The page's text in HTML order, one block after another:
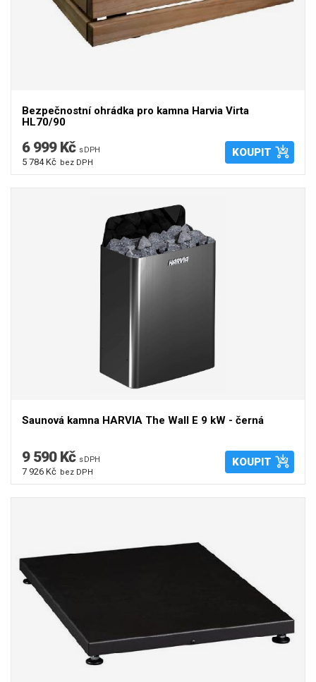
Bezpečnostní ohrádka pro kamna Harvia Virta
HL70/90
6 999 Kč s DPH
5 784 Kč bez DPH
KOUPIT
Saunová kamna HARVIA The Wall E 9 kW - černá
9 590 Kč s DPH
7 926 Kč bez DPH
KOUPIT